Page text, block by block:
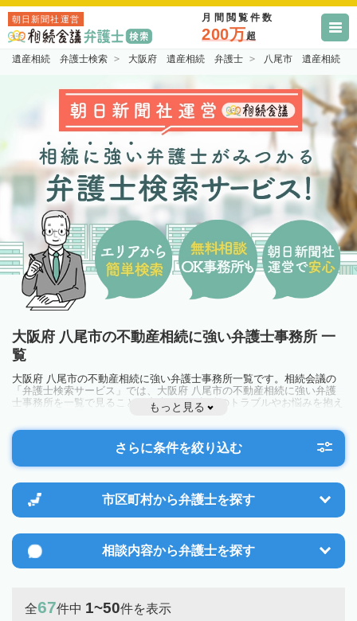
朝日新聞社運営 月間閲覧件数
200万超
遺産相続 弁護士検索 大阪府 遺産相続 弁護士 八尾市 遺産相続
大阪府 八尾市の不動産相続に強い弁護士事務所 一
覧
大阪府 八尾市の不動産相続に強い弁護士事務所一覧です。相続会議の
「弁護士検索サービス」では、大阪府 八尾市の不動産相続に強い弁護
士事務所を一覧で見ることが出来ます。相続のトラブルやお悩みを抱え
ている方は一度近隣の弁護士に相談してみましょう。
もっと見る
さらに条件を絞り込む
市区町村から弁護士を探す
相談内容から弁護士を探す
全67件中 1~50件を表示